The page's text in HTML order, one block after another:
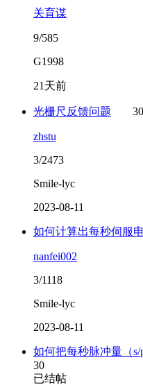
关育谋
9/585
G1998
21天前
光栅尺反馈问题 30
zhstu
3/2473
Smile-lyc
2023-08-11
如何计算出每秒伺服
nanfei002
3/1118
Smile-lyc
2023-08-11
如何把每秒脉冲量（
30
已结帖